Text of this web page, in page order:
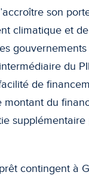
son
climatique et
du
de
du
contingent à